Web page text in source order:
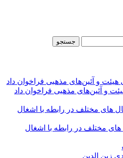
و آئین‌های مذهبی فراخوان داد
مختلف در رابطه با اشغال